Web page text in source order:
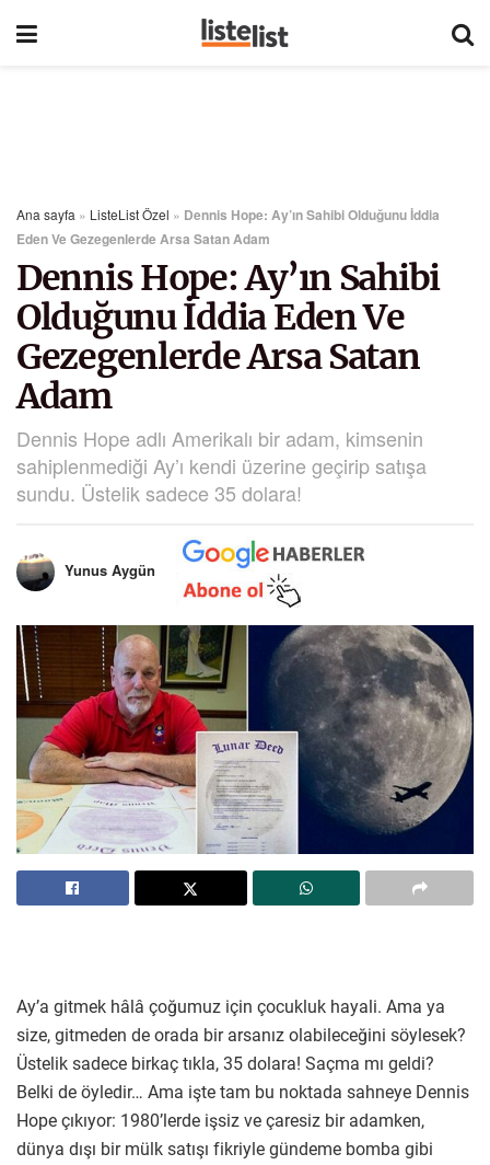
Ana sayfa » ListeList Özel » Dennis Hope: Ay’ın Sahibi Olduğunu İddia
Eden Ve Gezegenlerde Arsa Satan Adam
Dennis Hope: Ay’ın Sahibi
Olduğunu İddia Eden Ve
Gezegenlerde Arsa Satan
Adam
Dennis Hope adlı Amerikalı bir adam, kimsenin
sahiplenmediği Ay’ı kendi üzerine geçirip satışa
sundu. Üstelik sadece 35 dolara!
Yunus Aygün
Ay’a gitmek hâlâ çoğumuz için çocukluk hayali. Ama ya
size, gitmeden de orada bir arsanız olabileceğini söylesek?
Üstelik sadece birkaç tıkla, 35 dolara! Saçma mı geldi?
Belki de öyledir… Ama işte tam bu noktada sahneye Dennis
Hope çıkıyor: 1980’lerde işsiz ve çaresiz bir adamken,
dünya dışı bir mülk satışı fikriyle gündeme bomba gibi